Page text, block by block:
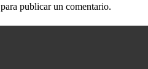
para publicar un comentario.